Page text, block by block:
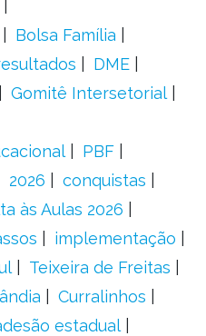
Bolsa Família
DME
Gomitê Intersetorial
PBF
2026
conquistas
às Aulas 2026
implementação
Teixeira de Freitas
Curralinhos
estadual